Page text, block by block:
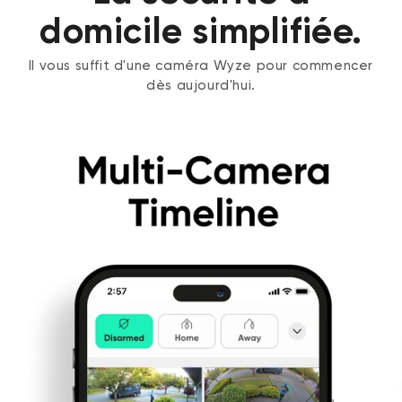
domicile simplifiée.
Il vous suffit d'une caméra Wyze pour commencer
dès aujourd'hui.